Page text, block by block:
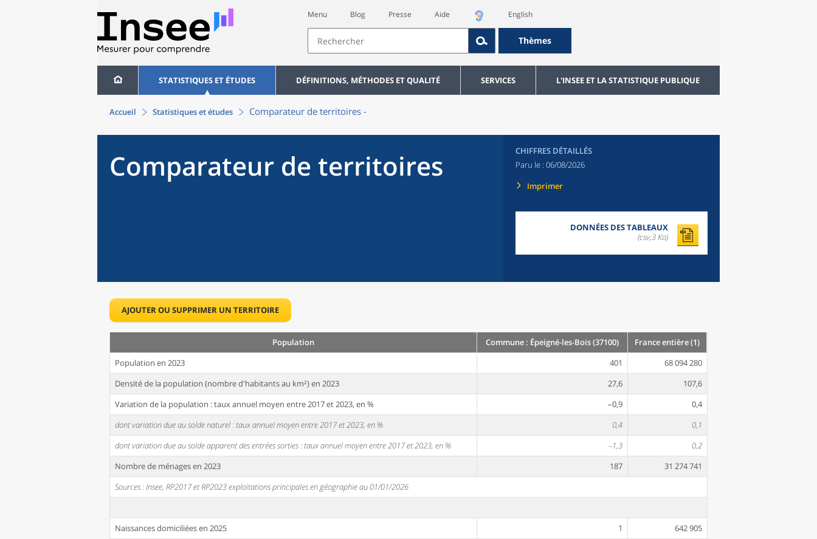
Menu Blog Presse Aide English
Thèmes
STATISTIQUES ET ÉTUDES DÉFINITIONS, MÉTHODES ET QUALITÉ SERVICES L'INSEE ET LA STATISTIQUE PUBLIQUE
Accueil Statistiques et études Comparateur de territoires -
Comparateur de territoires
CHIFFRES DÉTAILLÉS
Paru le : 06/08/2026
Imprimer
DONNÉES DES TABLEAUX
(csv,3 Ko)
AJOUTER OU SUPPRIMER UN TERRITOIRE
Population Commune : Épeigné-les-Bois (37100)
France entière (1)
Population en 2023
401
68 094 280
Densité de la population (nombre d'habitants au km²) en 2023
27,6
107,6
Variation de la population : taux annuel moyen entre 2017 et 2023, en %
–0,9
0,4
dont variation due au solde naturel : taux annuel moyen entre 2017 et 2023, en %
0,4
0,1
dont variation due au solde apparent des entrées sorties : taux annuel moyen entre 2017 et 2023, en %
–1,3
0,2
Nombre de ménages en 2023
187
31 274 741
Sources : Insee, RP2017 et RP2023 exploitations principales en géographie au 01/01/2026
Naissances domiciliées en 2025 1
642 905